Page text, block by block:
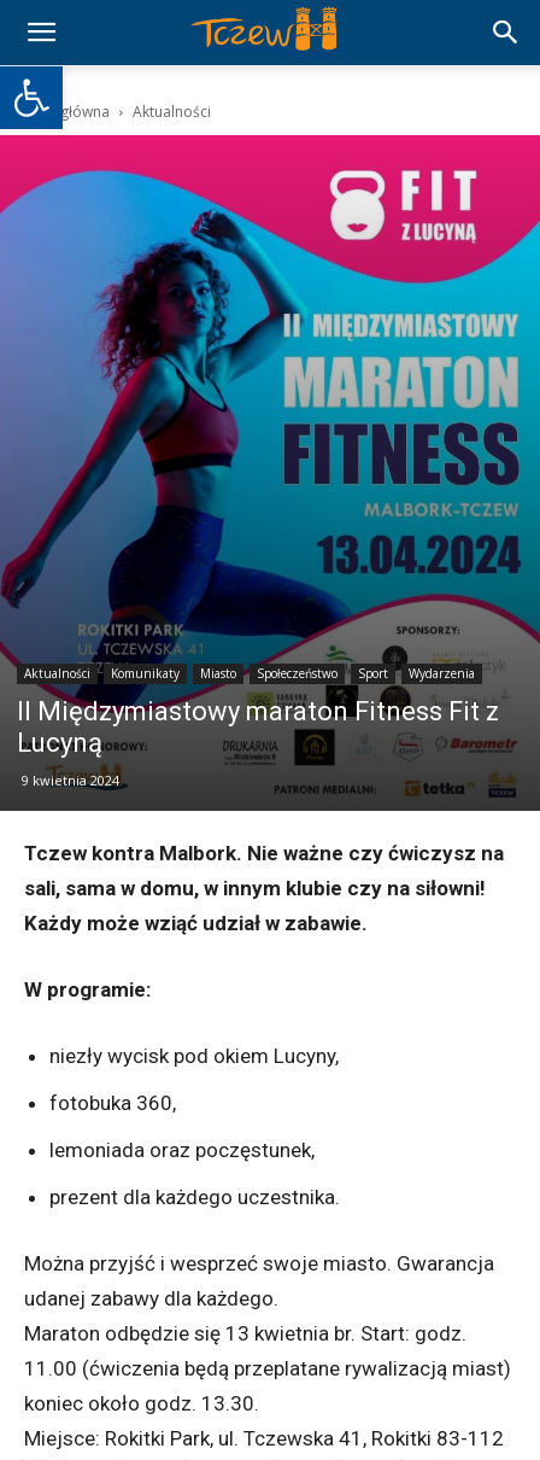
Otwórz pasek narzędzi
Strona główna Aktualności
Aktualności Komunikaty Miasto Społeczeństwo Sport Wydarzenia
II Międzymiastowy maraton Fitness Fit z
Lucyną
9 kwietnia 2024
Tczew kontra Malbork. Nie ważne czy ćwiczysz na
sali, sama w domu, w innym klubie czy na siłowni!
Każdy może wziąć udział w zabawie.
W programie:
niezły wycisk pod okiem Lucyny,
fotobuka 360,
lemoniada oraz poczęstunek,
prezent dla każdego uczestnika.
Można przyjść i wesprzeć swoje miasto. Gwarancja
udanej zabawy dla każdego.
Maraton odbędzie się 13 kwietnia br. Start: godz.
11.00 (ćwiczenia będą przeplatane rywalizacją miast)
koniec około godz. 13.30.
Miejsce: Rokitki Park, ul. Tczewska 41, Rokitki 83-112